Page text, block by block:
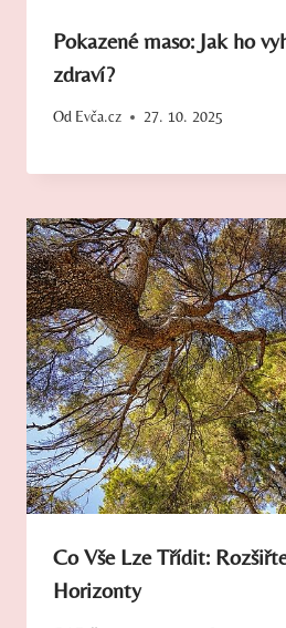
Pokazené maso: Jak ho
zdraví?
Od Evča.cz 27. 10. 2025
Co Vše Lze Třídit:
Horizonty